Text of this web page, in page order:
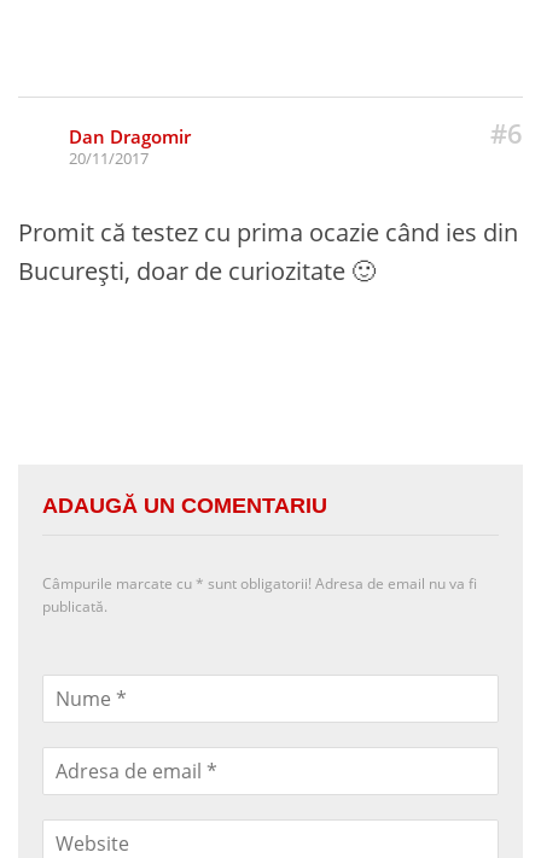
#6
Dan Dragomir
20/11/2017
Promit că testez cu prima ocazie când ies din
București, doar de curiozitate 🙂
ADAUGĂ UN COMENTARIU
Câmpurile marcate cu * sunt obligatorii! Adresa de email nu va fi
publicată.